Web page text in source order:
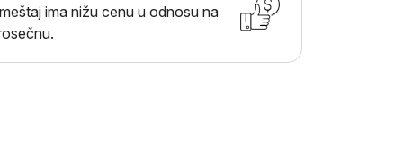
ima nižu cenu u odnosu na